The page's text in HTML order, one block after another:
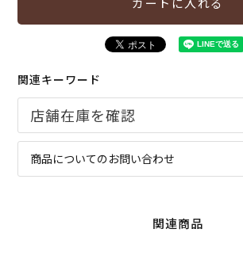
関連キーワード
商品についてのお問い合わせ
関連商品